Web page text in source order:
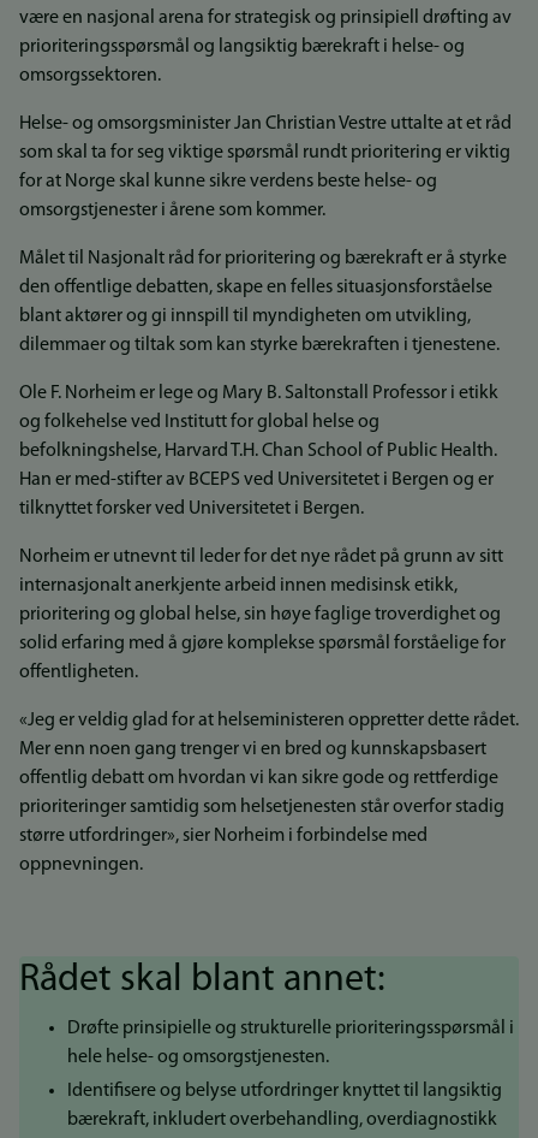
være en nasjonal arena for strategisk og prinsipiell drøfting av
prioriteringsspørsmål og langsiktig bærekraft i helse- og
omsorgssektoren.
Helse- og omsorgsminister Jan Christian Vestre uttalte at et råd
som skal ta for seg viktige spørsmål rundt prioritering er viktig
for at Norge skal kunne sikre verdens beste helse- og
omsorgstjenester i årene som kommer.
Målet til Nasjonalt råd for prioritering og bærekraft er å styrke
den offentlige debatten, skape en felles situasjonsforståelse
blant aktører og gi innspill til myndigheten om utvikling,
dilemmaer og tiltak som kan styrke bærekraften i tjenestene.
Ole F. Norheim er lege og Mary B. Saltonstall Professor i etikk
og folkehelse ved Institutt for global helse og
befolkningshelse, Harvard T.H. Chan School of Public Health.
Han er med-stifter av BCEPS ved Universitetet i Bergen og er
tilknyttet forsker ved Universitetet i Bergen.
Norheim er utnevnt til leder for det nye rådet på grunn av sitt
internasjonalt anerkjente arbeid innen medisinsk etikk,
prioritering og global helse, sin høye faglige troverdighet og
solid erfaring med å gjøre komplekse spørsmål forståelige for
offentligheten.
«Jeg er veldig glad for at helseministeren oppretter dette rådet.
Mer enn noen gang trenger vi en bred og kunnskapsbasert
offentlig debatt om hvordan vi kan sikre gode og rettferdige
prioriteringer samtidig som helsetjenesten står overfor stadig
større utfordringer», sier Norheim i forbindelse med
oppnevningen.
Rådet skal blant annet:
Drøfte prinsipielle og strukturelle prioriteringsspørsmål i
hele helse- og omsorgstjenesten.
Identifisere og belyse utfordringer knyttet til langsiktig
bærekraft, inkludert overbehandling, overdiagnostikk